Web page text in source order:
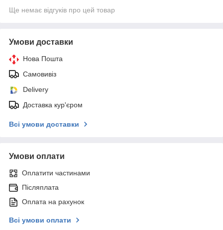
Ще немає відгуків про цей товар
Умови доставки
Нова Пошта
Самовивіз
Delivery
Доставка кур'єром
Всі умови доставки
Умови оплати
Оплатити частинами
Післяплата
Оплата на рахунок
Всі умови оплати